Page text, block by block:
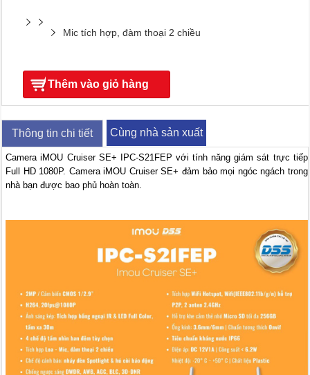
Mic tích hợp, đàm thoại 2 chiều
Thêm vào giỏ hàng
Thông tin chi tiết Cùng nhà sản xuất
Camera iMOU Cruiser SE+ IPC-S21FEP với tính năng giám sát trực tiếp
Full HD 1080P. Camera iMOU Cruiser SE+ đảm bảo mọi ngóc ngách trong
nhà bạn được bao phủ hoàn toàn.